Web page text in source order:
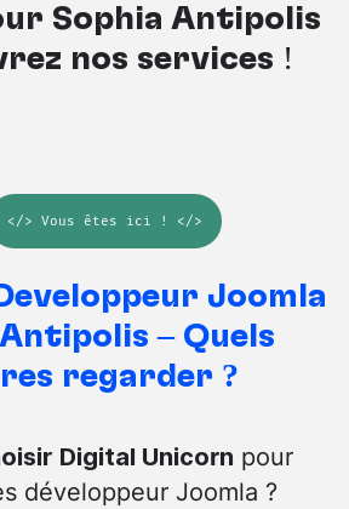
Sophia Antipolis
nos services !
</> Vous êtes ici ! </>
Joomla
– Quels
regarder ?
Digital Unicorn pour
développeur Joomla ?